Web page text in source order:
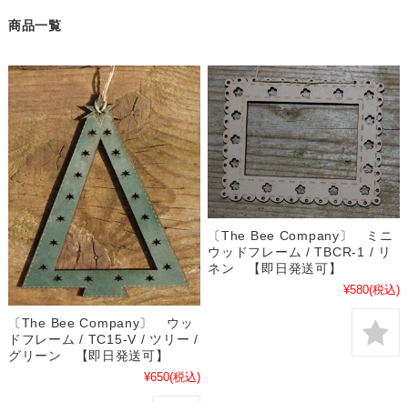
商品一覧
〔The Bee Company〕 ウッ
ドフレーム / TC15-V / ツリー /
グリーン 【即日発送可】
¥650(税込)
〔The Bee Company〕 ミニ
ウッドフレーム / TBCR-1 / リ
ネン 【即日発送可】
¥580(税込)